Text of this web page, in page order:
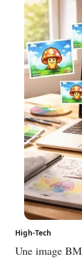
High-Tech
Une image